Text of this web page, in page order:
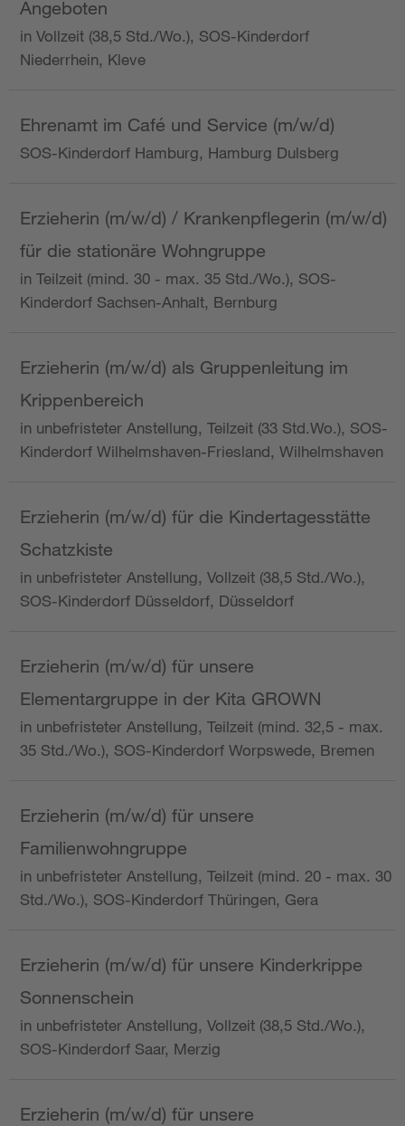
Angeboten
in Vollzeit (38,5 Std./Wo.), SOS-Kinderdorf
Niederrhein, Kleve
Ehrenamt im Café und Service (m/w/d)
SOS-Kinderdorf Hamburg, Hamburg Dulsberg
Erzieherin (m/w/d) / Krankenpflegerin (m/w/d)
für die stationäre Wohngruppe
in Teilzeit (mind. 30 - max. 35 Std./Wo.), SOS-
Kinderdorf Sachsen-Anhalt, Bernburg
Erzieherin (m/w/d) als Gruppenleitung im
Krippenbereich
in unbefristeter Anstellung, Teilzeit (33 Std.Wo.), SOS-
Kinderdorf Wilhelmshaven-Friesland, Wilhelmshaven
Erzieherin (m/w/d) für die Kindertagesstätte
Schatzkiste
in unbefristeter Anstellung, Vollzeit (38,5 Std./Wo.),
SOS-Kinderdorf Düsseldorf, Düsseldorf
Erzieherin (m/w/d) für unsere
Elementargruppe in der Kita GROWN
in unbefristeter Anstellung, Teilzeit (mind. 32,5 - max.
35 Std./Wo.), SOS-Kinderdorf Worpswede, Bremen
Erzieherin (m/w/d) für unsere
Familienwohngruppe
in unbefristeter Anstellung, Teilzeit (mind. 20 - max. 30
Std./Wo.), SOS-Kinderdorf Thüringen, Gera
Erzieherin (m/w/d) für unsere Kinderkrippe
Sonnenschein
in unbefristeter Anstellung, Vollzeit (38,5 Std./Wo.),
SOS-Kinderdorf Saar, Merzig
Erzieherin (m/w/d) für unsere